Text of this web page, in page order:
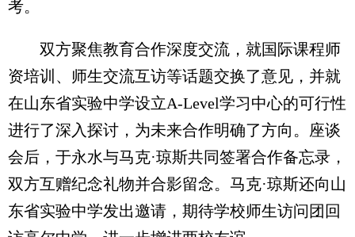
考。
双方聚焦教育合作深度交流，就国际课程师
资培训、师生交流互访等话题交换了意见，并就
在山东省实验中学设立A-Level学习中心的可行性
进行了深入探讨，为未来合作明确了方向。座谈
会后，于永水与马克·琼斯共同签署合作备忘录，
双方互赠纪念礼物并合影留念。马克·琼斯还向山
东省实验中学发出邀请，期待学校师生访问团回